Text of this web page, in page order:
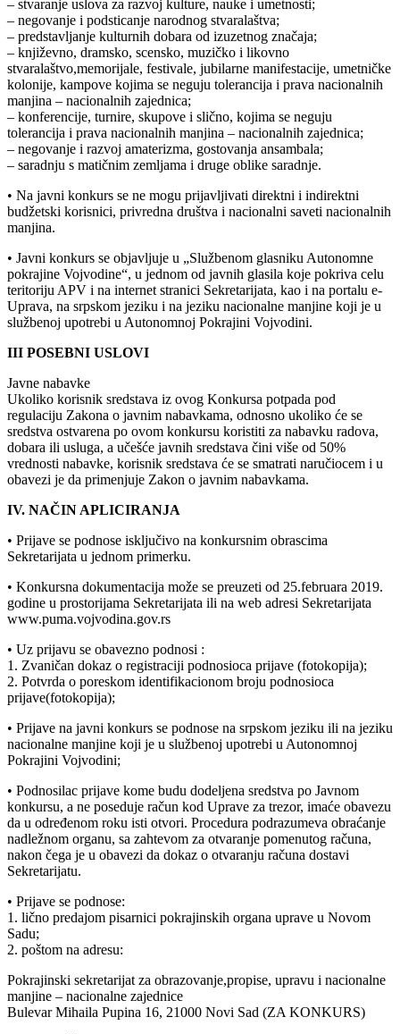
– stvaranje uslova za razvoj kulture, nauke i umetnosti;
– negovanje i podsticanje narodnog stvaralaštva;
– predstavljanje kulturnih dobara od izuzetnog značaja;
– književno, dramsko, scensko, muzičko i likovno
stvaralaštvo,memorijale, festivale, jubilarne manifestacije, umetničke
kolonije, kampove kojima se neguju tolerancija i prava nacionalnih
manjina – nacionalnih zajednica;
– konferencije, turnire, skupove i slično, kojima se neguju
tolerancija i prava nacionalnih manjina – nacionalnih zajednica;
– negovanje i razvoj amaterizma, gostovanja ansambala;
– saradnju s matičnim zemljama i druge oblike saradnje.
• Na javni konkurs se ne mogu prijavljivati direktni i indirektni
budžetski korisnici, privredna društva i nacionalni saveti nacionalnih
manjina.
• Javni konkurs se objavljuje u „Službenom glasniku Autonomne
pokrajine Vojvodine“, u jednom od javnih glasila koje pokriva celu
teritoriju APV i na internet stranici Sekretarijata, kao i na portalu e-
Uprava, na srpskom jeziku i na jeziku nacionalne manjine koji je u
službenoj upotrebi u Autonomnoj Pokrajini Vojvodini.
III POSEBNI USLOVI
Javne nabavke
Ukoliko korisnik sredstava iz ovog Konkursa potpada pod
regulaciju Zakona o javnim nabavkama, odnosno ukoliko će se
sredstva ostvarena po ovom konkursu koristiti za nabavku radova,
dobara ili usluga, a učešće javnih sredstava čini više od 50%
vrednosti nabavke, korisnik sredstava će se smatrati naručiocem i u
obavezi je da primenjuje Zakon o javnim nabavkama.
IV. NAČIN APLICIRANJA
• Prijave se podnose isključivo na konkursnim obrascima
Sekretarijata u jednom primerku.
• Konkursna dokumentacija može se preuzeti od 25.februara 2019.
godine u prostorijama Sekretarijata ili na web adresi Sekretarijata
www.puma.vojvodina.gov.rs
• Uz prijavu se obavezno podnosi :
1. Zvaničan dokaz o registraciji podnosioca prijave (fotokopija);
2. Potvrda o poreskom identifikacionom broju podnosioca
prijave(fotokopija);
• Prijave na javni konkurs se podnose na srpskom jeziku ili na jeziku
nacionalne manjine koji je u službenoj upotrebi u Autonomnoj
Pokrajini Vojvodini;
• Podnosilac prijave kome budu dodeljena sredstva po Javnom
konkursu, a ne poseduje račun kod Uprave za trezor, imaće obavezu
da u određenom roku isti otvori. Procedura podrazumeva obraćanje
nadležnom organu, sa zahtevom za otvaranje pomenutog računa,
nakon čega je u obavezi da dokaz o otvaranju računa dostavi
Sekretarijatu.
• Prijave se podnose:
1. lično predajom pisarnici pokrajinskih organa uprave u Novom
Sadu;
2. poštom na adresu:
Pokrajinski sekretarijat za obrazovanje,propise, upravu i nacionalne
manjine – nacionalne zajednice
Bulevar Mihaila Pupina 16, 21000 Novi Sad (ZA KONKURS)